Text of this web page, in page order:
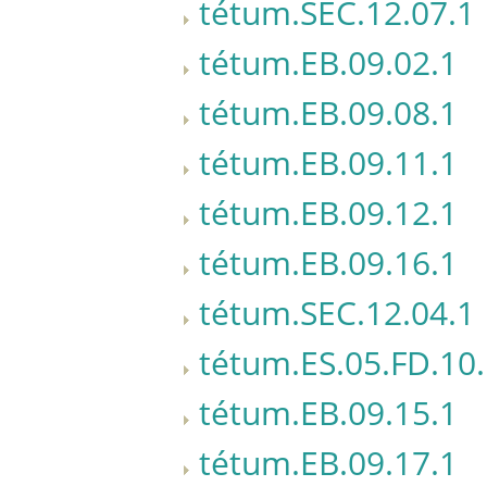
tétum.SEC.12.07.1
tétum.EB.09.02.1
tétum.EB.09.08.1
tétum.EB.09.11.1
tétum.EB.09.12.1
tétum.EB.09.16.1
tétum.SEC.12.04.1
tétum.EB.09.15.1
tétum.EB.09.17.1